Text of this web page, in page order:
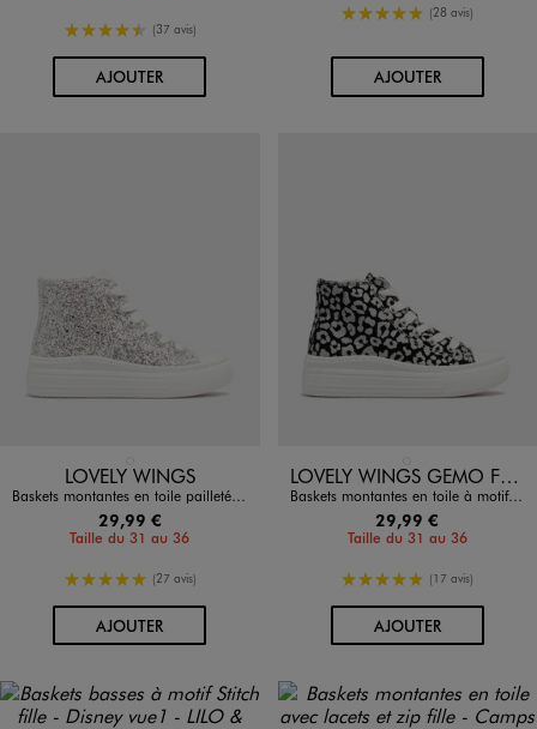
4.5/5 de moyenne
(37 avis)
AJOUTERAU PANIER
5/5 de moyenne
(28 avis)
AJOUTERAU PANIER
Disponible en 1 coloris
LOVELY WINGS
Baskets montantes en toile pailletée fille - Lovely Wings
29,99 €
Taille du 31 au 36
5/5 de moyenne
(27 avis)
AJOUTERAU PANIER
Disponible en 1 coloris LOVELY WINGS GEMO FOR GOOD
Baskets montantes en toile à motif métallisés fille - Lovely Wings
29,99 €
Taille du 31 au 36
5/5 de moyenne
(17 avis)
AJOUTERAU PANIER